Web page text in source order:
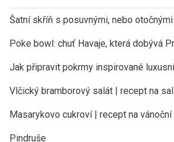
Šatní skříň s posuvnými, nebo
Poke bowl: chuť Havaje, která dobývá
Jak připravit pokrmy inspirované
Vlčický bramborový salát | recept na
Masarykovo cukroví | recept na
Pindruše